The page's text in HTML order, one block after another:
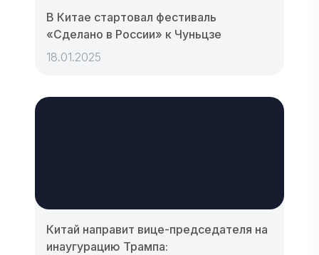
В Китае стартовал фестиваль
«Сделано в России» к Чуньцзе
18.01.2025
Китай направит вице-председателя на
инаугурацию Трампа: